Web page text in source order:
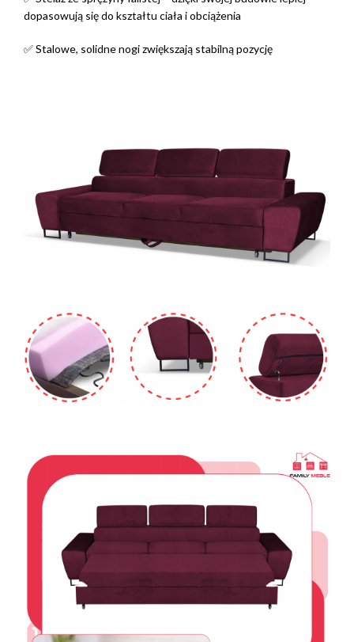
dopasowują się do kształtu ciała i obciążenia
✅ Stalowe, solidne nogi zwiększają stabilną pozycję